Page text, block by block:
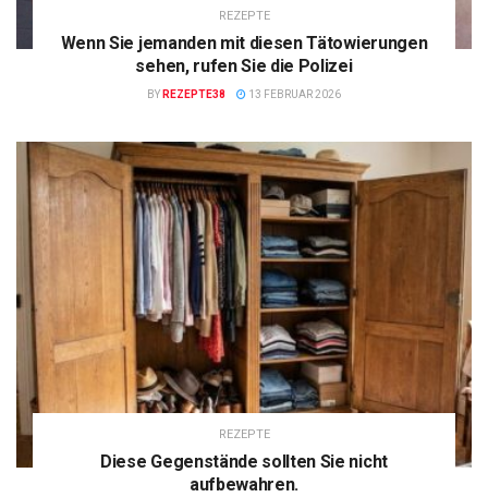
REZEPTE
Wenn Sie jemanden mit diesen Tätowierungen
sehen, rufen Sie die Polizei
BY REZEPTE38 13 FEBRUAR 2026
REZEPTE
Diese Gegenstände sollten Sie nicht
aufbewahren.